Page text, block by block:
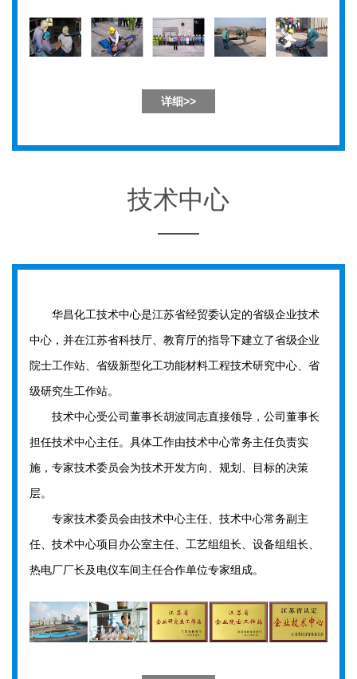
详细>>
技术中心
华昌化工技术中心是江苏省经贸委认定的省级企业技术
中心，并在江苏省科技厅、教育厅的指导下建立了省级企业
院士工作站、省级新型化工功能材料工程技术研究中心、省
级研究生工作站。
技术中心受公司董事长胡波同志直接领导，公司董事长
担任技术中心主任。具体工作由技术中心常务主任负责实
施，专家技术委员会为技术开发方向、规划、目标的决策
层。
专家技术委员会由技术中心主任、技术中心常务副主
任、技术中心项目办公室主任、工艺组组长、设备组组长、
热电厂厂长及电仪车间主任合作单位专家组成。